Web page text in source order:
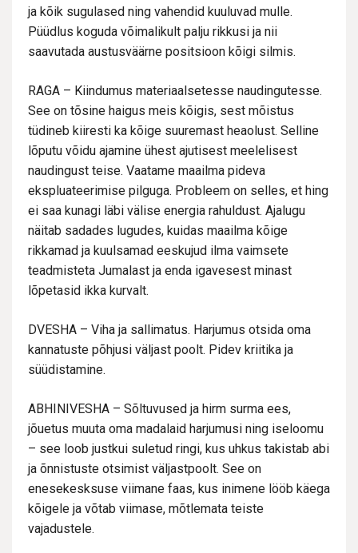
ja kõik sugulased ning vahendid kuuluvad mulle.
Püüdlus koguda võimalikult palju rikkusi ja nii
saavutada austusväärne positsioon kõigi silmis.
RAGA – Kiindumus materiaalsetesse naudingutesse.
See on tõsine haigus meis kõigis, sest mõistus
tüdineb kiiresti ka kõige suuremast heaolust. Selline
lõputu võidu ajamine ühest ajutisest meelelisest
naudingust teise. Vaatame maailma pideva
ekspluateerimise pilguga. Probleem on selles, et hing
ei saa kunagi läbi välise energia rahuldust. Ajalugu
näitab sadades lugudes, kuidas maailma kõige
rikkamad ja kuulsamad eeskujud ilma vaimsete
teadmisteta Jumalast ja enda igavesest minast
lõpetasid ikka kurvalt.
DVESHA – Viha ja sallimatus. Harjumus otsida oma
kannatuste põhjusi väljast poolt. Pidev kriitika ja
süüdistamine.
ABHINIVESHA – Sõltuvused ja hirm surma ees,
jõuetus muuta oma madalaid harjumusi ning iseloomu
– see loob justkui suletud ringi, kus uhkus takistab abi
ja õnnistuste otsimist väljastpoolt. See on
enesekesksuse viimane faas, kus inimene lööb käega
kõigele ja võtab viimase, mõtlemata teiste
vajadustele.